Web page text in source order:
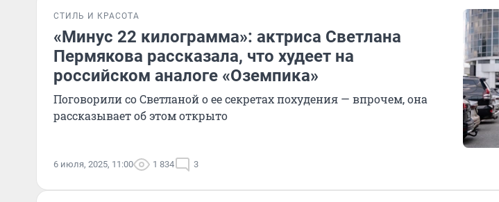
СТИЛЬ И КРАСОТА
«Минус 22 килограмма»: актриса Светлана
Пермякова рассказала, что худеет на
российском аналоге «Оземпика»
Поговорили со Светланой о ее секретах похудения — впрочем, она
рассказывает об этом открыто
6 июля, 2025, 11:00 1 834 3